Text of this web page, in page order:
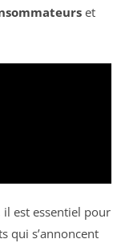
et
est essentiel pour
qui s’annoncent